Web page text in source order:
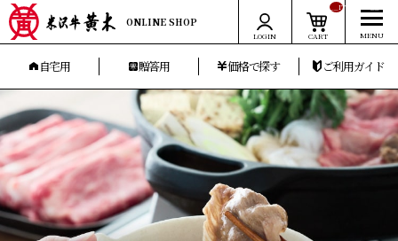
ONLINE SHOP
LOGIN CART
__ITM_CNT__
自宅用 贈答用 価格で探す ご利用ガイド